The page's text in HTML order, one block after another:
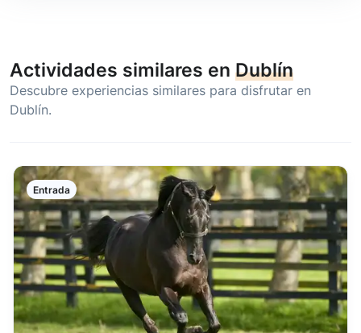
Actividades similares en Dublín
Descubre experiencias similares para disfrutar en
Dublín.
Entrada